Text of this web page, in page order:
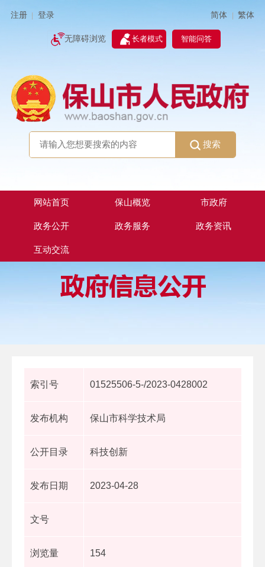
注册 登录 简体 | 繁体
无障碍浏览 长者模式 智能问答
搜索
网站首页 保山概览 市政府
政务公开 政务服务 政务资讯
互动交流
索引号 01525506-5-/2023-0428002
发布机构 保山市科学技术局
公开目录 科技创新
发布日期 2023-04-28
文号
浏览量 154